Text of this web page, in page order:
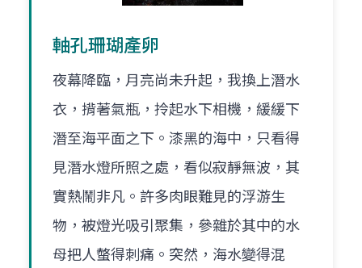
軸孔珊瑚產卵
夜幕降臨，月亮尚未升起，我換上潛水
衣，揹著氣瓶，拎起水下相機，緩緩下
潛至海平面之下。漆黑的海中，只看得
見潛水燈所照之處，看似寂靜無波，其
實熱鬧非凡。許多肉眼難見的浮游生
物，被燈光吸引聚集，參雜於其中的水
母把人螫得刺痛。突然，海水變得混